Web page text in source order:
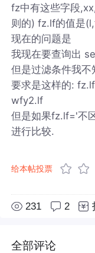
fz中有这些字段
则的) fz.lf的值是
现在的问题是
我现在要查询出
但是过滤条件我不
要求是这样的:
wfy2.lf
但是如果fz.lf='不
进行比较.
给本帖投票
231 2
全部评论